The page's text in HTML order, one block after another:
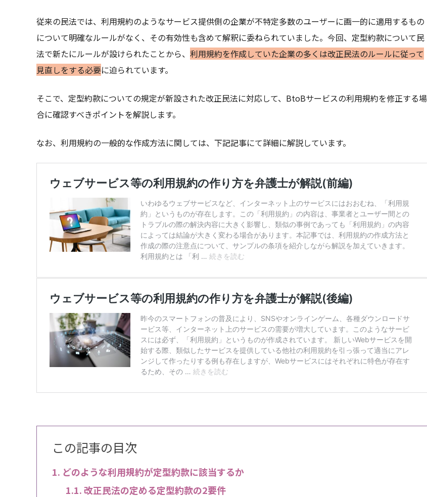
従来の民法では、利用規約のようなサービス提供側の企業が不特定多数のユーザーに画一的に適用するもの
について明確なルールがなく、その有効性も含めて解釈に委ねられていました。今回、定型約款について民
法で新たにルールが設けられたことから、 利用規約を作成していた企業の多くは改正民法のルールに従って
見直しをする必要に迫られています。
そこで、定型約款についての規定が新設された改正民法に対応して、BtoBサービスの利用規約を修正する場
合に確認すべきポイントを解説します。
なお、利用規約の一般的な作成方法に関しては、下記記事にて詳細に解説しています。
この記事の目次
どのような利用規約が定型約款に該当するか
改正民法の定める定型約款の2要件